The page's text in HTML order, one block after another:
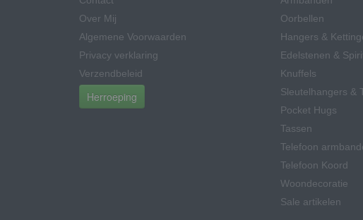
Over Mij
Algemene Voorwaarden
Privacy verklaring
Verzendbeleid
Herroeping
Oorbellen
Hangers &
Edelstenen &
Knuffels
Sleutelhangers &
Pocket Hugs
Tassen
Telefoon
Telefoon Koord
Woondecoratie
Sale artikelen